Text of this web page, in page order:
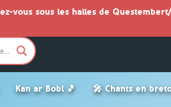
Kan ar Bobl 🎵 🎤 Chants en
vous sous les halles de